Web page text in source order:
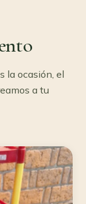
la ocasión, el
a tu